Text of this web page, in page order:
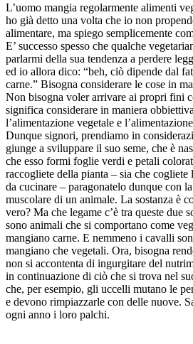
L’uomo mangia regolarmente alimenti
ho già detto una volta che io non
alimentare, ma spiego semplicemente
E’ successo spesso che qualche
parlarmi della sua tendenza a perdere
ed io allora dico: “beh, ciò dipende dal
carne.” Bisogna considerare le cose in
Non bisogna voler arrivare ai propri fini
significa considerare in maniera
l’alimentazione vegetale e
Dunque signori, prendiamo in
giunge a sviluppare il suo seme, che è
che esso formi foglie verdi e petali
raccogliete della pianta – sia che cogliete
da cucinare – paragonatelo dunque con
muscolare di un animale. La sostanza è
vero? Ma che legame c’è tra queste due
sono animali che si comportano come
mangiano carne. E nemmeno i cavalli
mangiano che vegetali. Ora, bisogna
non si accontenta di ingurgitare del
in continuazione di ciò che si trova nel
che, per esempio, gli uccelli mutano le
e devono rimpiazzarle con delle nuove.
ogni anno i loro palchi.